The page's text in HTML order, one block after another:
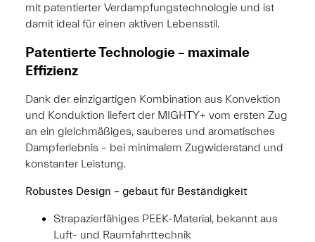
mit patentierter Verdampfungstechnologie und ist
damit ideal für einen aktiven Lebensstil.
Patentierte Technologie – maximale
Effizienz
Dank der einzigartigen Kombination aus Konvektion
und Konduktion liefert der MIGHTY+ vom ersten Zug
an ein gleichmäßiges, sauberes und aromatisches
Dampferlebnis – bei minimalem Zugwiderstand und
konstanter Leistung.
Robustes Design – gebaut für Beständigkeit
Strapazierfähiges PEEK-Material, bekannt aus
Luft- und Raumfahrttechnik